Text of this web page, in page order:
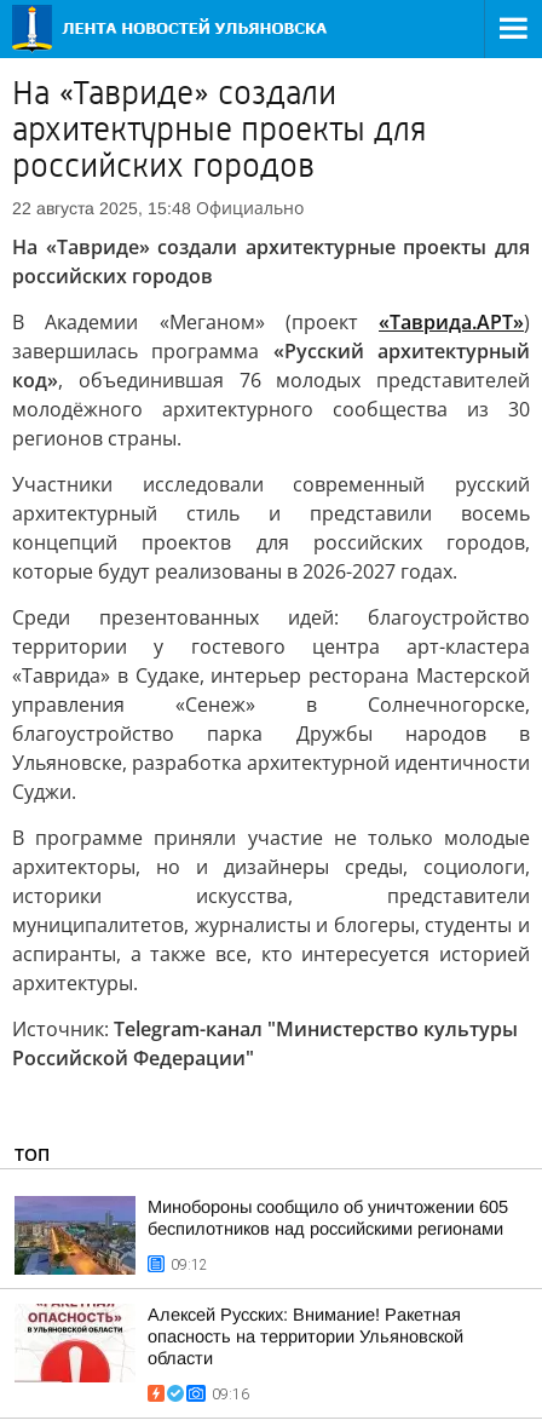
На «Тавриде» создали
архитектурные проекты для
российских городов
22 августа 2025, 15:48 Официально
На «Тавриде» создали архитектурные проекты для
российских городов
В Академии «Меганом» (проект «Таврида.АРТ»)
завершилась программа «Русский архитектурный
код», объединившая 76 молодых представителей
молодёжного архитектурного сообщества из 30
регионов страны.
Участники исследовали современный русский
архитектурный стиль и представили восемь
концепций проектов для российских городов,
которые будут реализованы в 2026-2027 годах.
Среди презентованных идей: благоустройство
территории у гостевого центра арт-кластера
«Таврида» в Судаке, интерьер ресторана Мастерской
управления «Сенеж» в Солнечногорске,
благоустройство парка Дружбы народов в
Ульяновске, разработка архитектурной идентичности
Суджи.
В программе приняли участие не только молодые
архитекторы, но и дизайнеры среды, социологи,
историки искусства, представители
муниципалитетов, журналисты и блогеры, студенты и
аспиранты, а также все, кто интересуется историей
архитектуры.
Источник: Telegram-канал "Министерство культуры
Российской Федерации"
ТОП
Минобороны сообщило об уничтожении 605
беспилотников над российскими регионами
09:12
Алексей Русских: Внимание! Ракетная
опасность на территории Ульяновской
области
09:16